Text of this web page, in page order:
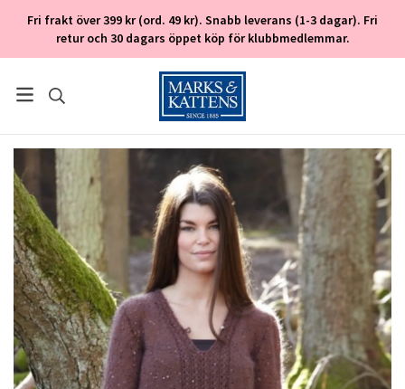
Fri frakt över 399 kr (ord. 49 kr). Snabb leverans (1-3 dagar). Fri
retur och 30 dagars öppet köp för klubbmedlemmar.